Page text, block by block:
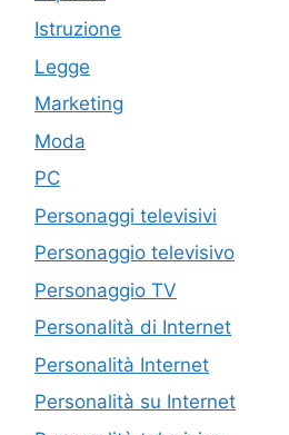
Istruzione
Legge
Marketing
Moda
PC
Personaggi televisivi
Personaggio televisivo
Personaggio TV
Personalità di Internet
Personalità Internet
Personalità su Internet